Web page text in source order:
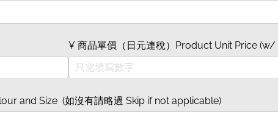
¥ 商品單價（日元連稅）Product Unit Price (w/​
and Size (如沒有請略過 Skip if not applicable)